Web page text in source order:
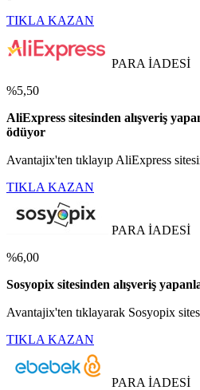
TIKLA KAZAN
PARA İADESİ
%5,50
AliExpress sitesinden alışveriş
ödüyor
Avantajix'ten tıklayıp AliExpress
TIKLA KAZAN
PARA İADESİ
%6,00
Sosyopix sitesinden alışveriş
Avantajix'ten tıklayarak Sosyopix
TIKLA KAZAN
PARA İADESİ